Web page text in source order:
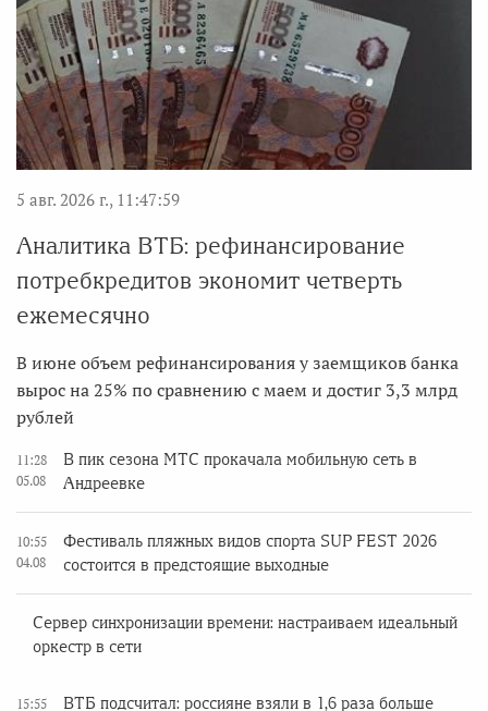
5 авг. 2026 г., 11:47:59
Аналитика ВТБ: рефинансирование
потребкредитов экономит четверть
ежемесячно
В июне объем рефинансирования у заемщиков банка
вырос на 25% по сравнению с маем и достиг 3,3 млрд
рублей
11:28
05.08
В пик сезона МТС прокачала мобильную сеть в
Андреевке
10:55
04.08
Фестиваль пляжных видов спорта SUP FEST 2026
состоится в предстоящие выходные
Сервер синхронизации времени: настраиваем идеальный
оркестр в сети
15:55
ВТБ подсчитал: россияне взяли в 1,6 раза больше